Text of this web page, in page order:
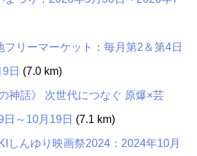
フリーマーケット：毎月第2＆第4日
日 (7.0 km)
神話》 次世代につなぐ 原爆×芸
～10月19日 (7.1 km)
しんゆり映画祭2024：2024年10月